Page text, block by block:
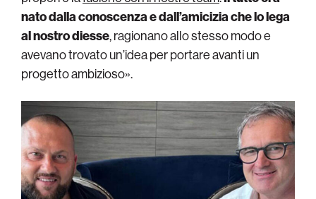
nato dalla conoscenza e dall’amicizia che lo lega
al nostro diesse, ragionano allo stesso modo e
avevano trovato un’idea per portare avanti un
progetto ambizioso».